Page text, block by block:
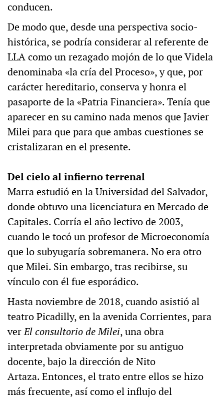
conducen.
De modo que, desde una perspectiva socio-
histórica, se podría considerar al referente de
LLA como un rezagado mojón de lo que Videla
denominaba «la cría del Proceso», y que, por
carácter hereditario, conserva y honra el
pasaporte de la «Patria Financiera». Tenía que
aparecer en su camino nada menos que Javier
Milei para que para que ambas cuestiones se
cristalizaran en el presente.
Del cielo al infierno terrenal
Marra estudió en la Universidad del Salvador,
donde obtuvo una licenciatura en Mercado de
Capitales. Corría el año lectivo de 2003,
cuando le tocó un profesor de Microeconomía
que lo subyugaría sobremanera. No era otro
que Milei. Sin embargo, tras recibirse, su
vínculo con él fue esporádico.
Hasta noviembre de 2018, cuando asistió al
teatro Picadilly, en la avenida Corrientes, para
verEl consultorio de Milei, una obra
interpretada obviamente por su antiguo
docente, bajo la dirección de Nito
Artaza. Entonces, el trato entre ellos se hizo
más frecuente, así como el influjo del